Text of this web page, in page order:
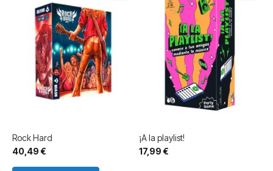
Rock Hard
40,49 €
¡A la playlist!
17,99 €